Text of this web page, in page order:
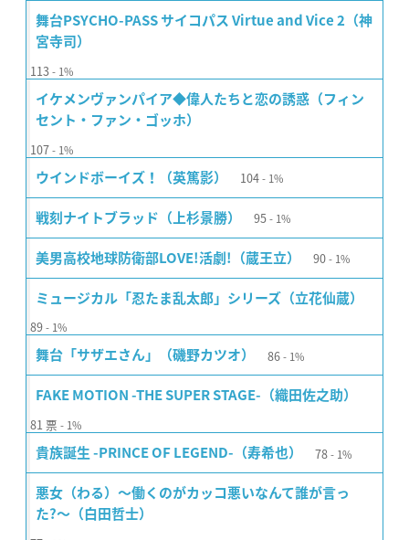
舞台PSYCHO-PASS サイコパス Virtue and Vice 2（神
宮寺司）
113 1%
イケメンヴァンパイア◆偉人たちと恋の誘惑（フィン
セント・ファン・ゴッホ）
107 1%
ウインドボーイズ！（英篤影） 104 1%
戦刻ナイトブラッド（上杉景勝） 95 1%
美男高校地球防衛部LOVE!活劇!（蔵王立） 90 1%
ミュージカル「忍たま乱太郎」シリーズ（立花仙蔵）
89 1%
舞台「サザエさん」（磯野カツオ） 86 1%
FAKE MOTION -THE SUPER STAGE-（織田佐之助）
81 票 1%
貴族誕生 -PRINCE OF LEGEND-（寿希也） 78 1%
悪女（わる）〜働くのがカッコ悪いなんて誰が言っ
た?〜（白田哲士）